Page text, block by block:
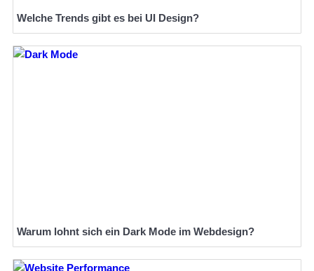
Welche Trends gibt es bei UI Design?
Warum lohnt sich ein Dark Mode im Webdesign?